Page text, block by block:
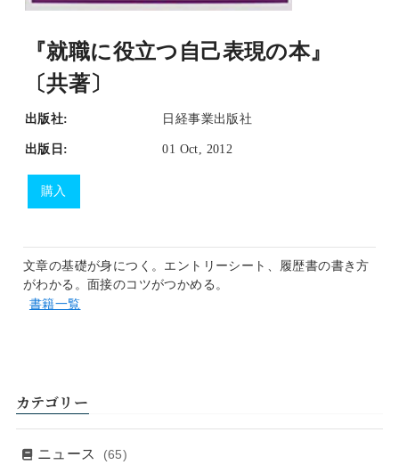
『就職に役立つ自己表現の本』
〔共著〕
出版社: 日経事業出版社
出版日: 01 Oct, 2012
購入
文章の基礎が身につく。エントリーシート、履歴書の書き方
がわかる。面接のコツがつかめる。
書籍一覧
カテゴリー
ニュース (65)